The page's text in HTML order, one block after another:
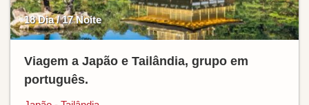
18 Dia / 17 Noite
Viagem a Japão e Tailândia, grupo em
português.